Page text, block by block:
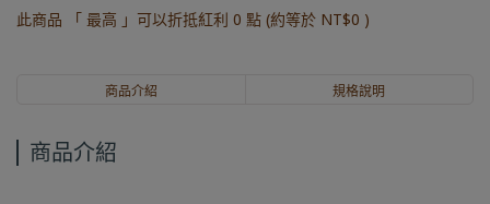
此商品 「 最高 」可以折抵紅利 0 點 (約等於 NT$0 )
商品介紹 規格說明
商品介紹